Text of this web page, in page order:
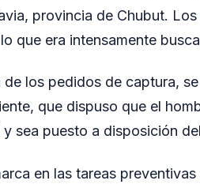
provincia de Chubut.
que era intensamente
los pedidos de captura,
que dispuso que el
sea puesto a disposición
en las tareas